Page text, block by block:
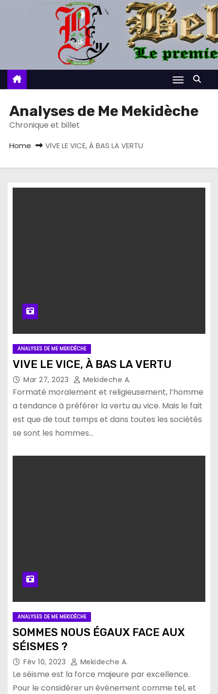
c
t
Analyses de Me Mekidèche
Chronique et billet
Home VIVE LE VICE, À BAS LA VERTU
ANALYSES DE ME MEKIDÈCHE
VIVE LE VICE, À BAS LA VERTU
Mar 27, 2023 Mekideche A.
Formaté moralement et religieusement, l’homme
a tendance à préférer la vertu au vice. Mais le fait
est que de tout temps et dans toutes les sociétés
se sont les hommes…
ANALYSES DE ME MEKIDÈCHE
SOMMES NOUS ÉGAUX FACE AUX
SÉISMES ?
Fév 10, 2023 Mekideche A.
Le séisme est la force majeure par excellence.
Pour le considérer un évènement comme tel, et